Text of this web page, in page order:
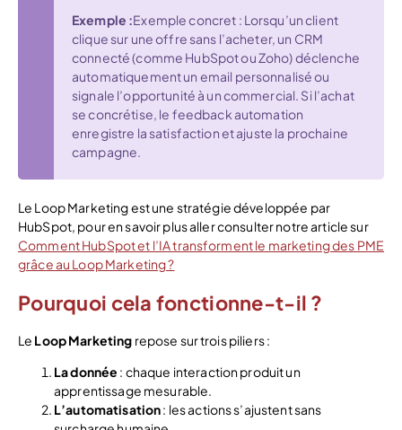
Exemple :Exemple concret : Lorsqu’un client
clique sur une offre sans l’acheter, un CRM
connecté (comme HubSpot ou Zoho) déclenche
automatiquement un email personnalisé ou
signale l’opportunité à un commercial. Si l’achat
se concrétise, le feedback automation
enregistre la satisfaction et ajuste la prochaine
campagne.
Le Loop Marketing est une stratégie développée par
HubSpot, pour en savoir plus aller consulter notre article sur
Comment HubSpot et l’IA transforment le marketing des PME
grâce au Loop Marketing ?
Pourquoi cela fonctionne-t-il ?
Le Loop Marketing repose sur trois piliers :
La donnée : chaque interaction produit un
apprentissage mesurable.
L’automatisation: les actions s’ajustent sans